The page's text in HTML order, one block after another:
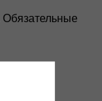
Обязательные